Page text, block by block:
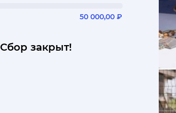
50 000,00 ₽
Сбор закрыт!